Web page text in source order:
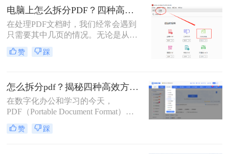
文件呢？本文将介绍三种无需付费即
可使用的PDF拆分方法。
电脑上怎么拆分PDF？四种高效方法详解！
在处理PDF文档时，我们经常会遇到
只需要其中几页的情况。无论是从一
份庞大的报告中提取关键章节，还是
将扫描合并的发票重新分开，“拆分
有页面，不如精准地提取所需部分，
这样既高效又专业。
赞 踩
怎么拆分pdf？揭秘四种高效方法，总有一款适合你！
在数字化办公和学习的今天，
PDF（Portable Document Format）因
其跨平台、格式固定的特性，已成为
我们日常工作中最常用的文件格式之
赞 踩